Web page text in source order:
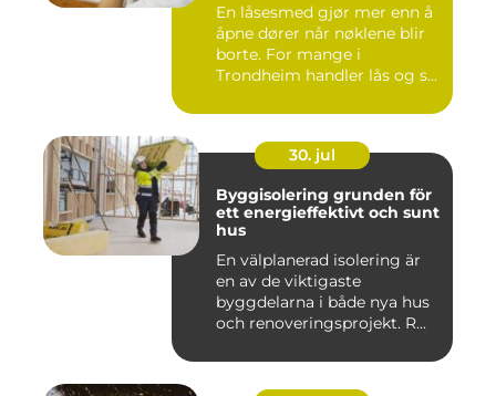
En låsesmed gjør mer enn å
åpne dører når nøklene blir
borte. For mange i
Trondheim handler lås og s...
30. jul
Byggisolering grunden för
ett energieffektivt och sunt
hus
En välplanerad isolering är
en av de viktigaste
byggdelarna i både nya hus
och renoveringsprojekt. R...